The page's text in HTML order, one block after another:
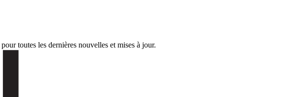
pour toutes les dernières nouvelles et mises à jour.